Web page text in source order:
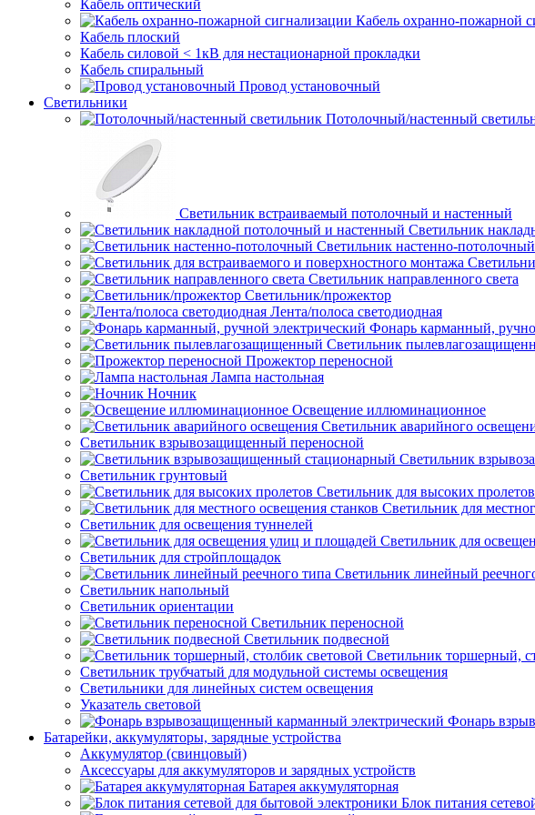
Кабель оптический
Кабель охранно-пожарной
Кабель плоский
Кабель силовой < 1кВ для нестационарной прокладки
Кабель спиральный
Провод установочный
Светильники
Потолочный/настенный
Светильник встраиваемый потолочный и настенный
Светильник
Светильник настенно-потолочный
Светильник направленного света
Светильник/прожектор
Лента/полоса светодиодная
Фонарь карманный,
Светильник
Прожектор переносной
Лампа настольная
Ночник
Освещение иллюминационное
Светильник аварийного
Светильник взрывозащищенный переносной
Светильник
Светильник грунтовый
Светильник для высоких пролетов
Светильник для
Светильник для освещения туннелей
Светильник для
Светильник для стройплощадок
Светильник линейный
Светильник напольный
Светильник ориентации
Светильник переносной
Светильник подвесной
Светильник торшерный,
Светильник трубчатый для модульной системы освещения
Светильники для линейных систем освещения
Указатель световой
Фонарь
Батарейки, аккумуляторы, зарядные устройства
Аккумулятор (свинцовый)
Аксессуары для аккумуляторов и зарядных устройств
Батарея аккумуляторная
Блок питания